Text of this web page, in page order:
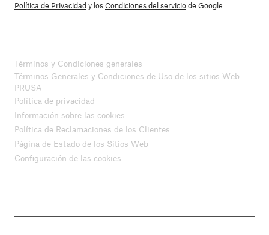
Política de Privacidady losCondiciones del serviciode Google.
Términos y Condiciones generales
Términos Generales y Condiciones de Uso de los sitios Web
PRUSA
Política de privacidad
Información sobre las cookies
Política de Reclamaciones de los Clientes
Página de Estado de los Sitios Web
Configuración de las cookies